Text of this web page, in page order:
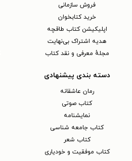
فروش سازمانی
خرید کتابخوان
اپلیکیشن کتاب طاقچه
هدیه اشتراک بی‌نهایت
مجلهٔ معرفی و نقد کتاب
دسته بندی پیشنهادی
رمان عاشقانه
کتاب‌ صوتی
نمایشنامه
کتاب جامعه شناسی
کتاب شعر
کتاب موفقیت و خودیاری